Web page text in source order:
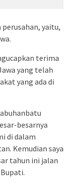
yaitu,
terima
yang telah
yang ada di
besarnya
di dalam
Kemudian saya
tahun ini jalan